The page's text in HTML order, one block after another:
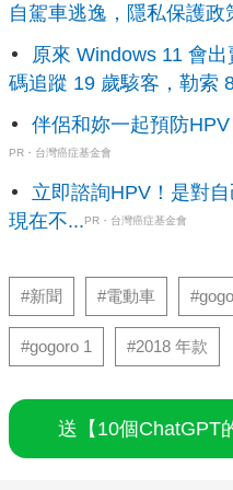
自駕車逃逸，隱私保護
原來 Windows 11 會
碼追蹤 19 歲駭客，勒索
伴侶和妳一起預防HPV
PR・台灣癌症基金會
立即諮詢HPV！是對
現在不...PR・台灣癌症基金會
#新聞 #電動車
#gogoro 1 #2018 年款
送【10個ChatGPT